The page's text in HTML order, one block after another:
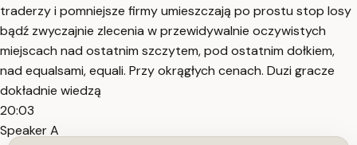
traderzy i pomniejsze firmy umieszczają po prostu stop losy
bądź zwyczajnie zlecenia w przewidywalnie oczywistych
miejscach nad ostatnim szczytem, pod ostatnim dołkiem,
nad equalsami, equali. Przy okrągłych cenach. Duzi gracze
dokładnie wiedzą
20:03
Speaker A